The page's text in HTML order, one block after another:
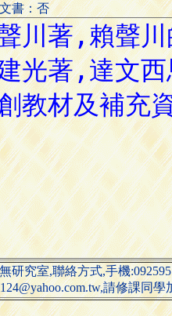
書：否
研究室,聯絡方式,手機
請修課同